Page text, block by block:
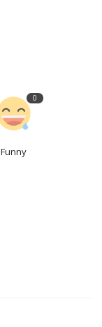
0
Funny